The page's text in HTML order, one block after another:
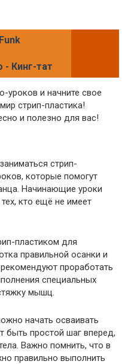
- Кинг-тат
уроков и начните свое
стрип-пластика!
и полезно для вас!
стрип-
которые помогут
Начинающие уроки
кто ещё не имеет
пластиком для
правильной осанки и
проработать
специальных
мышц.
начать осваивать
простой шаг вперед,
Важно помнить, что в
правильно выполнить